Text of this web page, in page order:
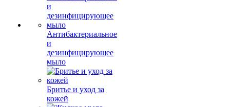
Антибактериальное
и
дезинфицирующее
мыло
Бритье и уход за
кожей